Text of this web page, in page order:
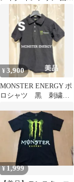
空き缶 ハンドメイド 置
¥3,900
MONSTER ENERGY ポ
ロシャツ 黒 刺繍
¥1,999